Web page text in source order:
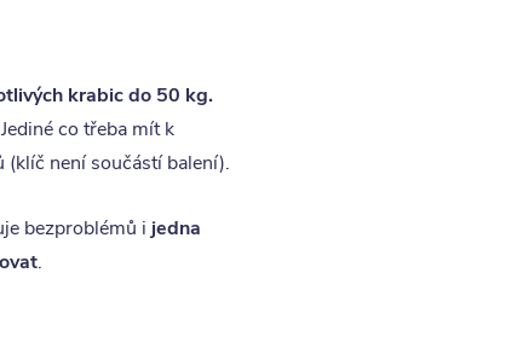
krabic do 50 kg.
co třeba mít k
není součástí balení).
bezproblémů ijedna
.